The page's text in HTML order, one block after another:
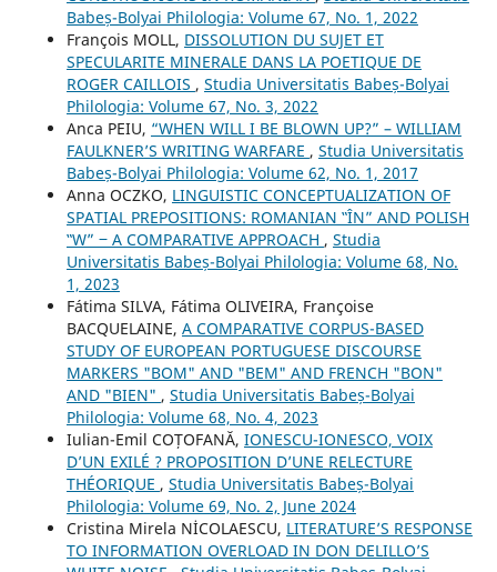
Babeș-Bolyai Philologia: Volume 67, No. 1, 2022
François MOLL, DISSOLUTION DU SUJET ET
SPECULARITE MINERALE DANS LA POETIQUE DE
ROGER CAILLOIS , Studia Universitatis Babeș-Bolyai
Philologia: Volume 67, No. 3, 2022
Anca PEIU, “WHEN WILL I BE BLOWN UP?” – WILLIAM
FAULKNER’S WRITING WARFARE , Studia Universitatis
Babeș-Bolyai Philologia: Volume 62, No. 1, 2017
Anna OCZKO, LINGUISTIC CONCEPTUALIZATION OF
SPATIAL PREPOSITIONS: ROMANIAN ‟ÎN” AND POLISH
‟W” ‒ A COMPARATIVE APPROACH , Studia
Universitatis Babeș-Bolyai Philologia: Volume 68, No.
1, 2023
Fátima SILVA, Fátima OLIVEIRA, Françoise
BACQUELAINE, A COMPARATIVE CORPUS-BASED
STUDY OF EUROPEAN PORTUGUESE DISCOURSE
MARKERS "BOM" AND "BEM" AND FRENCH "BON"
AND "BIEN" , Studia Universitatis Babeș-Bolyai
Philologia: Volume 68, No. 4, 2023
Iulian-Emil COȚOFANĂ, IONESCU-IONESCO, VOIX
D’UN EXILÉ ? PROPOSITION D’UNE RELECTURE
THÉORIQUE , Studia Universitatis Babeș-Bolyai
Philologia: Volume 69, No. 2, June 2024
Cristina Mirela NİCOLAESCU, LITERATURE’S RESPONSE
TO INFORMATION OVERLOAD IN DON DELILLO’S